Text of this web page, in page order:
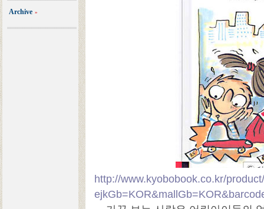
Archive »
http://www.kyobobook.co.kr/